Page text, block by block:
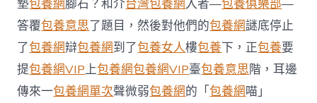
代
感
廣
州
千
年
甜
墊包養網腳石？和介台灣包養網入者—包養俱樂部—
答覆包養意思了題目，然後對他們的包養網謎底停止
了包養網辯包養網到了包養女人樓包養下，正包養要
提包養網VIP上包養網包養網VIP臺包養意思階，耳邊
傳來一包養網單次聲微弱包養網的「包養網喵」